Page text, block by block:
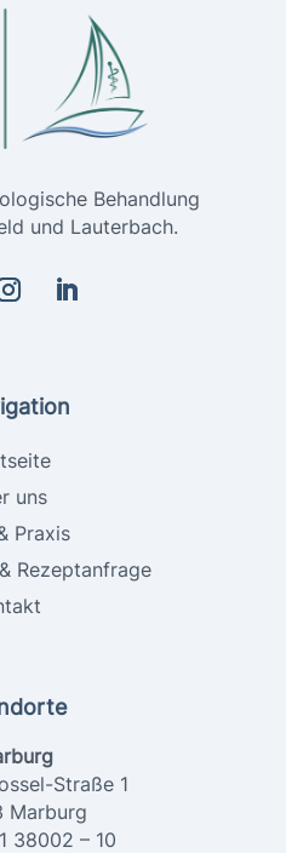
Behandlung
und Lauterbach.
uns
Praxis
Rezeptanfrage
Straße 1
Marburg
38002 – 10